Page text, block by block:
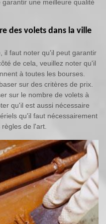
une meilleure qualité
des volets dans la ville
il faut noter qu'il peut garantir
de cela, veuillez noter qu'il
à toutes les bourses.
sur des critères de prix.
sur le nombre de volets à
qu'il est aussi nécessaire
qu'il faut nécessairement
de l'art.